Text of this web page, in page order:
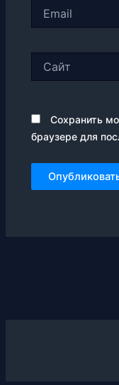
Сохранить
браузере для